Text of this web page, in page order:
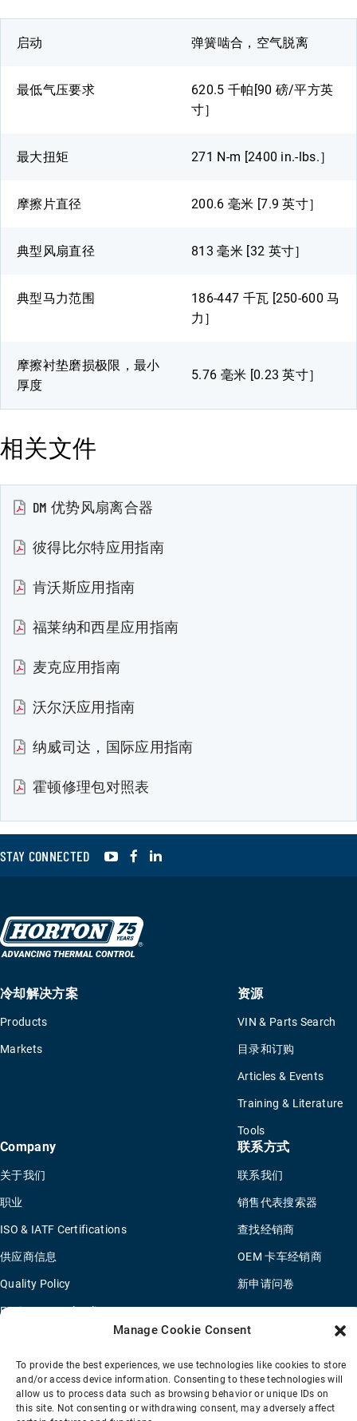
Manage Cookie Consent
To provide the best experiences, we use technologies like cookies to store
and/or access device information. Consenting to these technologies will
allow us to process data such as browsing behavior or unique IDs on
this site. Not consenting or withdrawing consent, may adversely affect
启动 弹簧啮合，空气脱离
最低气压要求
620.5 千帕[90 磅/平方英
寸］
最大扭矩 271 N-m [2400 in.-lbs.］
摩擦片直径 200.6 毫米 [7.9 英寸］
典型风扇直径 813 毫米 [32 英寸］
典型马力范围
186-447 千瓦 [250-600 马
力］
摩擦衬垫磨损极限，最小
厚度
5.76 毫米 [0.23 英寸］
相关文件
DM 优势风扇离合器
彼得比尔特应用指南
肯沃斯应用指南
福莱纳和西星应用指南
麦克应用指南
沃尔沃应用指南
纳威司达，国际应用指南
霍顿修理包对照表
STAY CONNECTED YouTubeFacebook
冷却解决方案
Products
Markets
资源
VIN & Parts Search
目录和订购
Articles & Events
Training & Literature
Tools
Company
关于我们
职业
ISO & IATF Certifications
供应商信息
Quality Policy
Environmental Policy
联系方式
联系我们
销售代表搜索器
查找经销商
OEM 卡车经销商
新申请问卷
销售条款 隐私政策 Transparency Coverage Rule